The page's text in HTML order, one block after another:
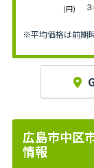
(円)
※平均価格は前期
広島市中区
情報